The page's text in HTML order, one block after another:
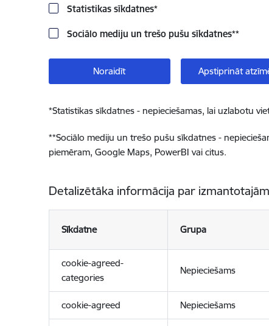
Statistikas sīkdatnes*
Sociālo mediju un trešo pušu sīkdatnes**
Noraidīt Apstiprināt
*Statistikas sīkdatnes - nepieciešamas, lai uzlabotu
**Sociālo mediju un trešo pušu sīkdatnes -
piemēram, Google Maps, PowerBI vai citus.
Detalizētāka informācija par
Sīkdatne Grupa
cookie-agreed-
categories
Nepieciešams
cookie-agreed Nepieciešams